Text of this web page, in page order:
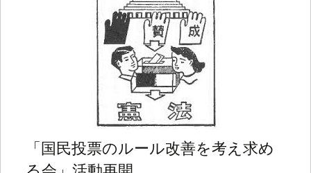
「国民投票のルール改善を考え求め